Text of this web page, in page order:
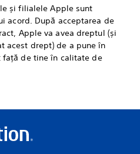
și filialele Apple sunt
acord. După acceptarea de
Apple va avea dreptul (și
acest drept) de a pune în
față de tine în calitate de